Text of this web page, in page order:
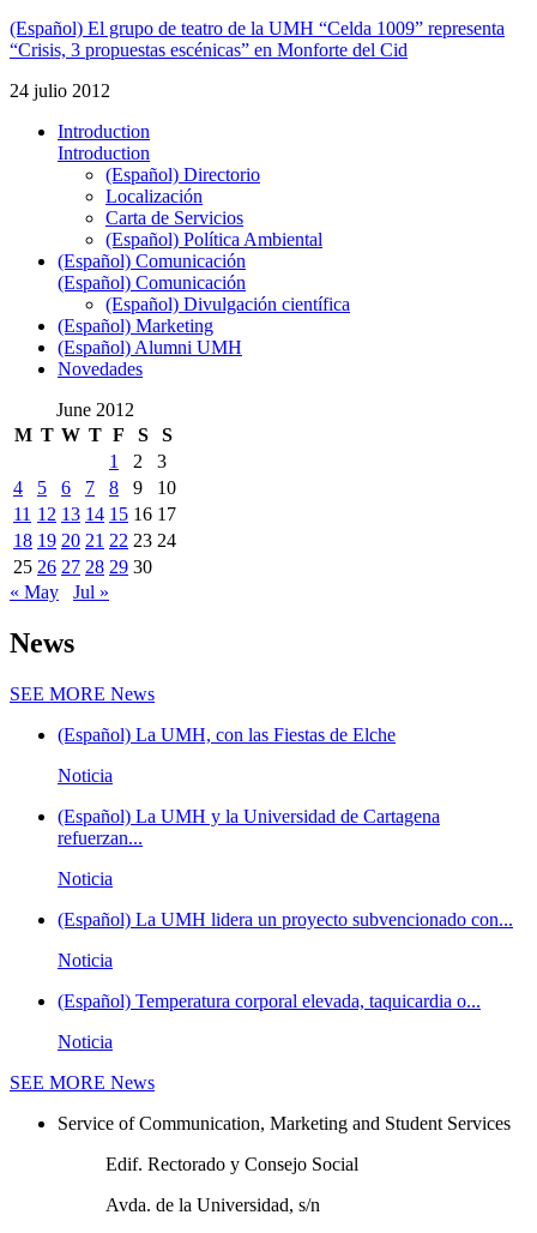
(Español) El grupo de teatro de la UMH “Celda 1009” representa
“Crisis, 3 propuestas escénicas” en Monforte del Cid
24 julio 2012
Introduction
Introduction
(Español) Directorio
Localización
Carta de Servicios
(Español) Política Ambiental
(Español) Comunicación
(Español) Comunicación
(Español) Divulgación científica
(Español) Marketing
(Español) Alumni UMH
Novedades
June 2012
M T W T F S
S
1
2
3
4
5 6 7 8 9
10
11 12 13 14 15 16 17
18 19 20 21 22 23 24
25 26 27 28 29 30
« May
Jul »
News
SEE MORE News
(Español) La UMH, con las Fiestas de Elche
Noticia
(Español) La UMH y la Universidad de Cartagena
refuerzan...
Noticia
(Español) La UMH lidera un proyecto subvencionado con...
Noticia
(Español) Temperatura corporal elevada, taquicardia o...
Noticia
SEE MORE News
Service of Communication, Marketing and Student Services
Edif. Rectorado y Consejo Social
Avda. de la Universidad, s/n